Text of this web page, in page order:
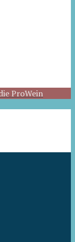
ProWein